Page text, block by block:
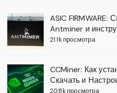
ASIC FIRMWARE:
Antminer и
21.1k просмотра
CCMiner: Как
Скачать и
20.8k просмотра